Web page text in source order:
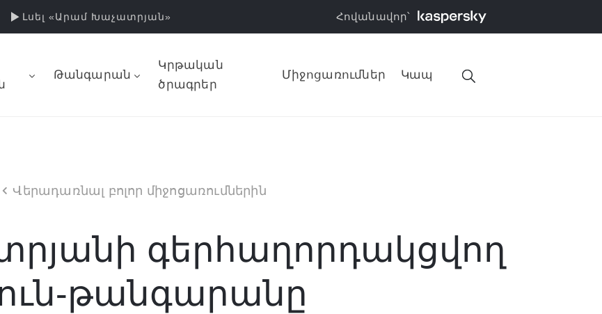
Լսել «Արամ Խաչատրյան» Հովանավոր՝
Թանգարան
Կրթական
ծրագրեր
Միջոցառումներ Կապ
Վերադառնալ բոլոր միջոցառումներին
գերհաղորդակցվող
թանգարանը